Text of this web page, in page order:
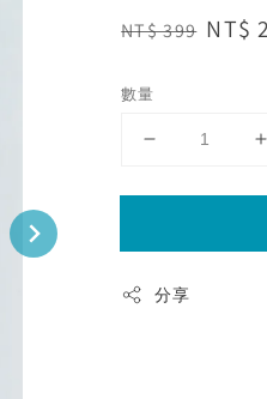
Regular
NT$ 399 Sale
NT$
數量
分享